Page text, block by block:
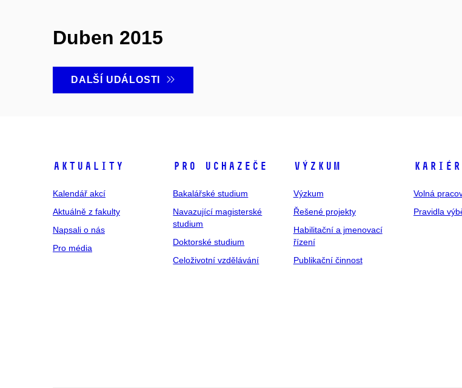
Duben 2015
DALŠÍ UDÁLOSTI
Aktuality
Kalendář akcí
Aktuálně z fakulty
Napsali o nás
Pro média
Pro uchazeče
Bakalářské studium
Navazující magisterské
studium
Doktorské studium
Celoživotní vzdělávání
Výzkum
Výzkum
Řešené projekty
Habilitační a jmenovací
řízení
Publikační činnost
Volná
Pravidla